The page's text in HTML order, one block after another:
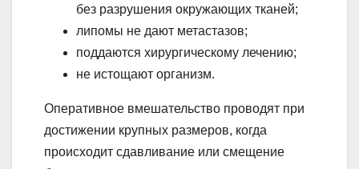
без разрушения окружающих тканей;
липомы не дают метастазов;
поддаются хирургическому лечению;
не истощают организм.
Оперативное вмешательство проводят при
достижении крупных размеров, когда
происходит сдавливание или смещение